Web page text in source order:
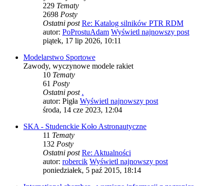
229 Tematy
2698 Posty
Ostatni post Re: Katalog silników PTR RDM
autor: PoProstuAdam Wyświetl najnowszy post
piątek, 17 lip 2026, 10:11
Modelarstwo Sportowe
Zawody, wyczynowe modele rakiet
10 Tematy
61 Posty
Ostatni post .
autor: Pigła Wyświetl najnowszy post
środa, 14 cze 2023, 12:04
SKA - Studenckie Koło Astronautyczne
11 Tematy
132 Posty
Ostatni post Re: Aktualności
autor: robercik Wyświetl najnowszy post
poniedziałek, 5 paź 2015, 18:14